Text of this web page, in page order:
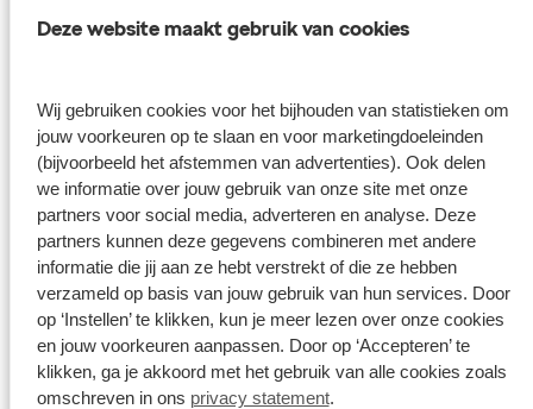
Deze website maakt gebruik van cookies
Wij gebruiken cookies voor het bijhouden van statistieken om
jouw voorkeuren op te slaan en voor marketingdoeleinden
(bijvoorbeeld het afstemmen van advertenties). Ook delen
we informatie over jouw gebruik van onze site met onze
partners voor social media, adverteren en analyse. Deze
partners kunnen deze gegevens combineren met andere
informatie die jij aan ze hebt verstrekt of die ze hebben
verzameld op basis van jouw gebruik van hun services. Door
op ‘Instellen’ te klikken, kun je meer lezen over onze cookies
en jouw voorkeuren aanpassen. Door op ‘Accepteren’ te
klikken, ga je akkoord met het gebruik van alle cookies zoals
omschreven in ons privacy statement.
Broekhuis borgt je privacy *
Ik ga er mee akkoord dat mijn gegevens enkel worden opgeslagen
en gebruikt voor de doeleinden van dit formulier. Mijn gegevens
worden niet aan derden ter beschikking gesteld. Meer weten?
Bekijk ons privacy statement
Verzenden